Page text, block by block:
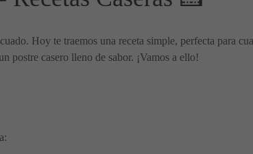
Hoy te traemos una receta simple, perfecta para
postre casero lleno de sabor. ¡Vamos a ello!